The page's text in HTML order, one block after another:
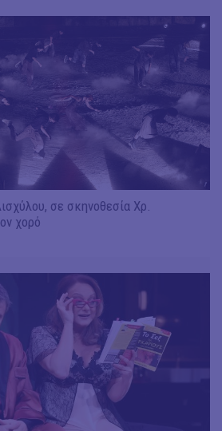
σε σκηνοθεσία Χρ.
χορό